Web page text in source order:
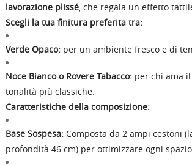
lavorazione plissé, che regala un effetto
Scegli la tua finitura preferita tra:
Verde Opaco:per un ambiente fresco e di
Noce Bianco o Rovere Tabacco:per chi ama il
tonalità più classiche.
Caratteristiche della composizione:
Base Sospesa:Composta da 2 ampi cestoni
profondità 46 cm) per ottimizzare ogni